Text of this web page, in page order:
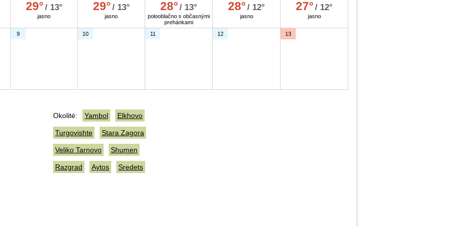
29°/ 13°
jasno
29°/ 13°
jasno
28°/ 13°
polooblačno s občasnými
prehánkami
28°/ 12°
jasno
27°/ 12°
jasno
9 10 11 12 13
Okolité: Yambol Elkhovo
Turgovishte Stara Zagora
Veliko Tarnovo Shumen
Razgrad Aytos Sredets